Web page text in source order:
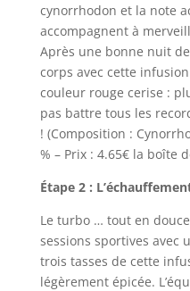
cynorrhodon et la note
accompagnent à
Après une bonne nuit
corps avec cette
couleur rouge cerise :
pas battre tous les
! (Composition :
% – Prix : 4.65€ la boîte
Étape 2 :
Le turbo … tout en
sessions sportives avec
trois tasses de cette
légèrement épicée.